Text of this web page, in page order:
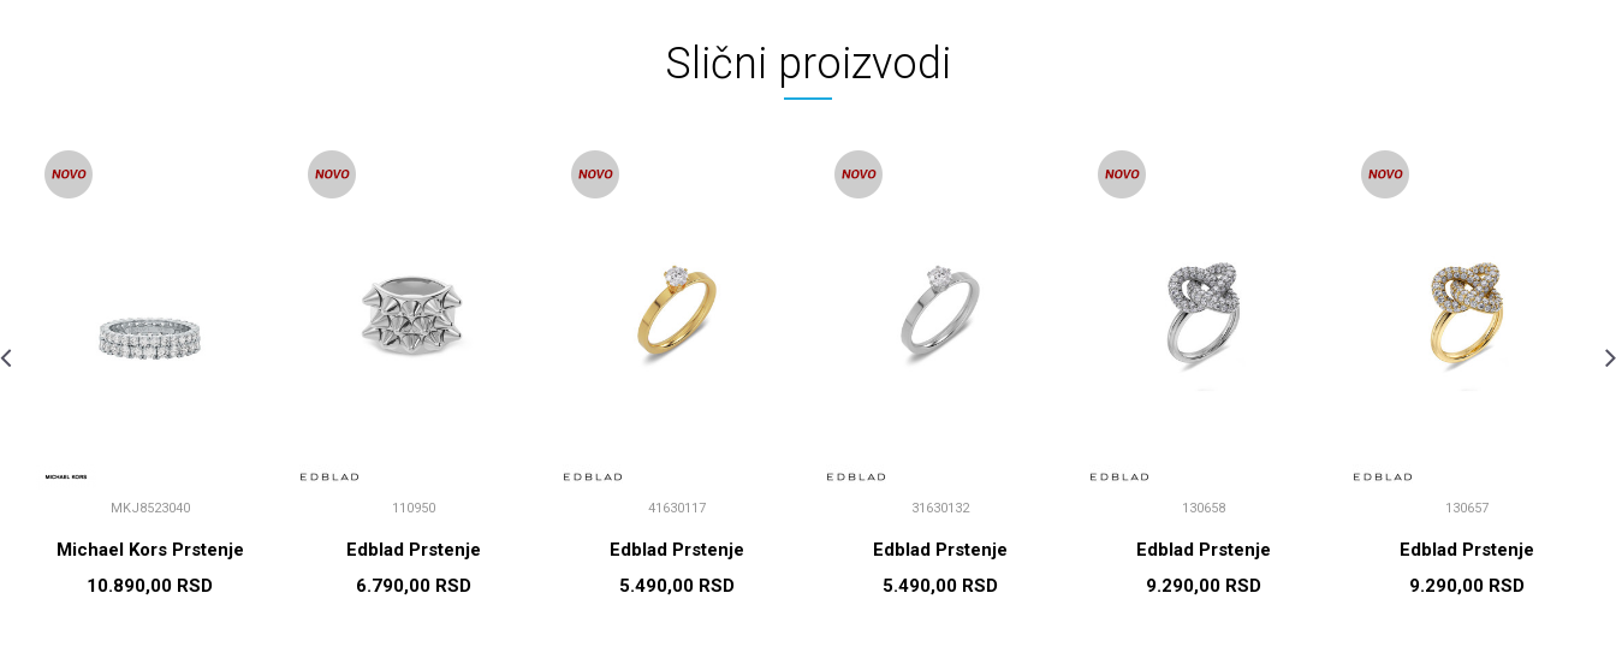
Slični proizvodi
MKJ8523040
Michael Kors Prstenje
10.890,00 RSD
110950
Edblad Prstenje
6.790,00 RSD
41630117
Edblad Prstenje
5.490,00 RSD
31630132
Edblad Prstenje
5.490,00 RSD
130658
Edblad Prstenje
9.290,00 RSD
130657
Edblad Prstenje
9.290,00 RSD